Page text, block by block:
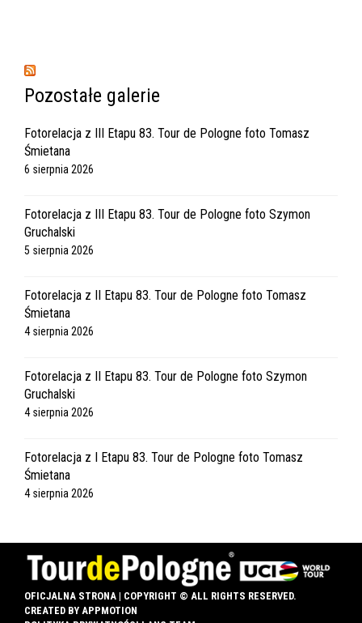
Pozostałe galerie
Fotorelacja z III Etapu 83. Tour de Pologne foto Tomasz
Śmietana
6 sierpnia 2026
Fotorelacja z III Etapu 83. Tour de Pologne foto Szymon
Gruchalski
5 sierpnia 2026
Fotorelacja z II Etapu 83. Tour de Pologne foto Tomasz
Śmietana
4 sierpnia 2026
Fotorelacja z II Etapu 83. Tour de Pologne foto Szymon
Gruchalski
4 sierpnia 2026
Fotorelacja z I Etapu 83. Tour de Pologne foto Tomasz
Śmietana
4 sierpnia 2026
OFICJALNA STRONA | COPYRIGHT © ALL RIGHTS RESERVED.
CREATED BY APPMOTION